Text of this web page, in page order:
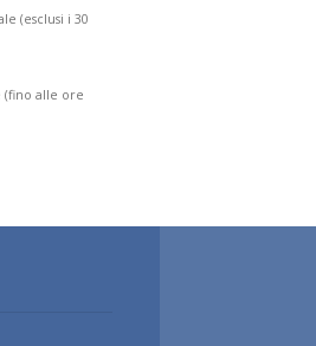
(esclusi i 30
(fino alle ore